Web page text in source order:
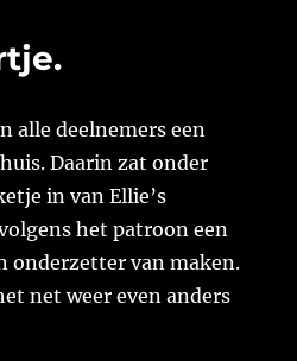
alle deelnemers een
Daarin zat onder
in van Ellie’s
het patroon een
onderzetter van maken.
net weer even anders